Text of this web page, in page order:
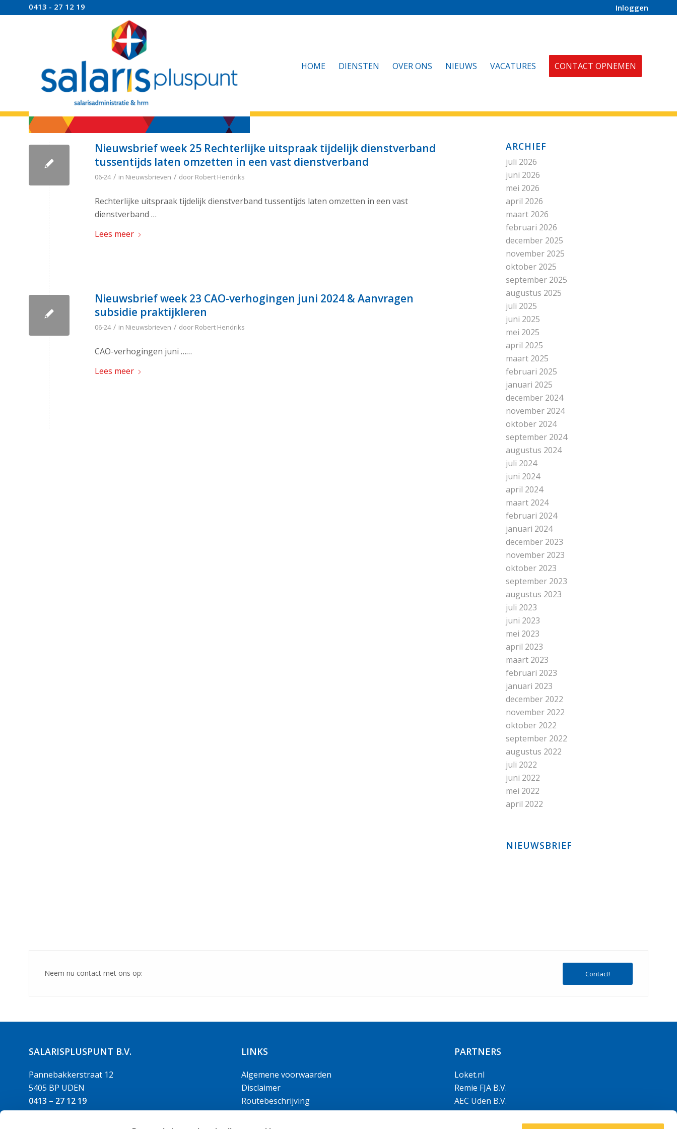
Inloggen
0413 - 27 12 19
HOME DIENSTEN OVER ONS NIEUWS VACATURES CONTACT OPNEMEN
Nieuwsbrief week 25 Rechterlijke uitspraak tijdelijk dienstverband
tussentijds laten omzetten in een vast dienstverband
06-24 / in Nieuwsbrieven / door Robert Hendriks
Rechterlijke uitspraak tijdelijk dienstverband tussentijds laten omzetten in een vast
dienstverband …
Lees meer
Nieuwsbrief week 23 CAO-verhogingen juni 2024 & Aanvragen
subsidie praktijkleren
06-24 / in Nieuwsbrieven / door Robert Hendriks
CAO-verhogingen juni ……
Lees meer
ARCHIEF
juli 2026
juni 2026
mei 2026
april 2026
maart 2026
februari 2026
december 2025
november 2025
oktober 2025
september 2025
augustus 2025
juli 2025
juni 2025
mei 2025
april 2025
maart 2025
februari 2025
januari 2025
december 2024
november 2024
oktober 2024
september 2024
augustus 2024
juli 2024
juni 2024
april 2024
maart 2024
februari 2024
januari 2024
december 2023
november 2023
oktober 2023
september 2023
augustus 2023
juli 2023
juni 2023
mei 2023
april 2023
maart 2023
februari 2023
januari 2023
december 2022
november 2022
oktober 2022
september 2022
augustus 2022
juli 2022
juni 2022
mei 2022
april 2022
NIEUWSBRIEF
Neem nu contact met ons op: Contact!
SALARISPLUSPUNT B.V.
Pannebakkerstraat 12
5405 BP UDEN
0413 – 27 12 19
info@salarispluspunt.nl
LINKS
Algemene voorwaarden
Disclaimer
Routebeschrijving
Openingstijden
PARTNERS
Loket.nl
Remie FJA B.V.
AEC Uden B.V.
AEC Limburg B.V.